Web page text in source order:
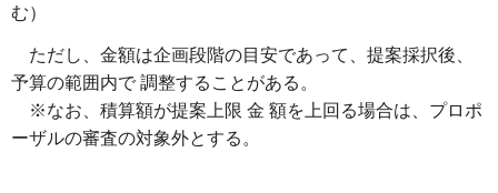
む）
ただし、金額は企画段階の目安であって、提案採択後、
予算の範囲内で 調整することがある。
※なお、積算額が提案上限 金 額を上回る場合は、プロポ
ーザルの審査の対象外とする。